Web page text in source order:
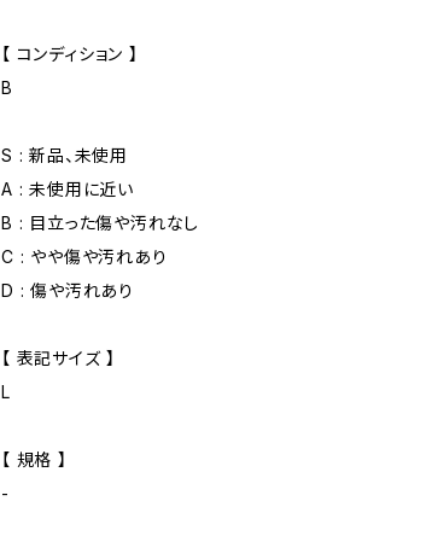
【 コンディション 】
B
S : 新品、未使用
A : 未使用に近い
B : 目立った傷や汚れなし
C : やや傷や汚れあり
D : 傷や汚れあり
【 表記サイズ 】
L
【 規格 】
-